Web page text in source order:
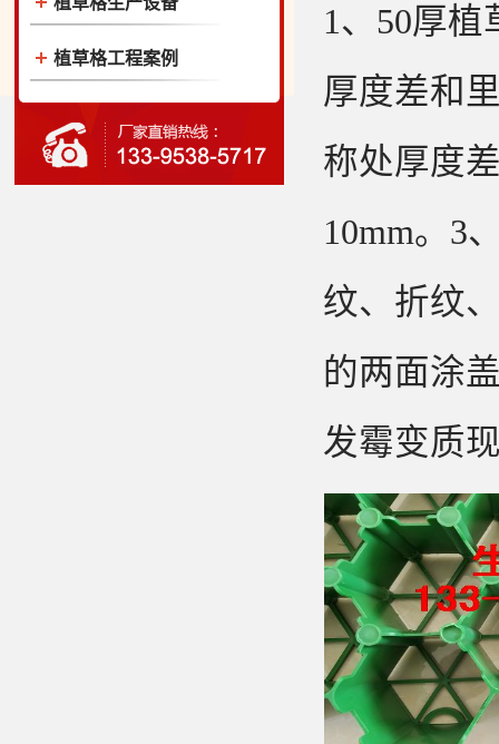
植草格工程案例
1、50厚
厚度差和
称处厚度
10mm。3
纹、折纹
的两面涂
发霉变质